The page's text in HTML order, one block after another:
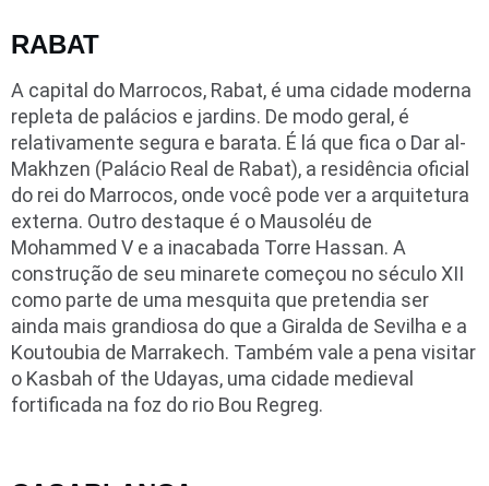
RABAT
A capital do Marrocos, Rabat, é uma cidade moderna
repleta de palácios e jardins. De modo geral, é
relativamente segura e barata. É lá que fica o Dar al-
Makhzen (Palácio Real de Rabat), a residência oficial
do rei do Marrocos, onde você pode ver a arquitetura
externa. Outro destaque é o Mausoléu de
Mohammed V e a inacabada Torre Hassan. A
construção de seu minarete começou no século XII
como parte de uma mesquita que pretendia ser
ainda mais grandiosa do que a Giralda de Sevilha e a
Koutoubia de Marrakech. Também vale a pena visitar
o Kasbah of the Udayas, uma cidade medieval
fortificada na foz do rio Bou Regreg.